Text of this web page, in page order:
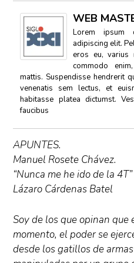
WEB
Lorem ipsum
adipiscing elit.
eros eu, varius
commodo
mattis. Suspendisse hendrerit
venenatis sem lectus, et
habitasse platea dictumst.
faucibus
APUNTES.
Manuel Rosete Chávez.
“Nunca me he ido de la 4T”
Lázaro Cárdenas Batel
Soy de los que opinan que
momento, el poder se
desde los gatillos de